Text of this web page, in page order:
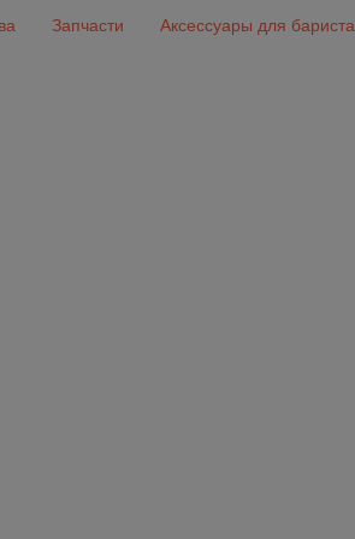
Запчасти Аксессуары для бариста